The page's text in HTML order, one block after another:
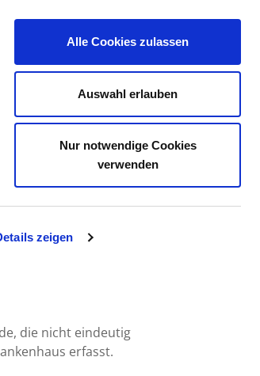
zeigen
Alle Cookies zulassen
Auswahl erlauben
Nur notwendige Cookies
verwenden
KONTAKT IHRE MEINUNG
die nicht eindeutig
erfasst.